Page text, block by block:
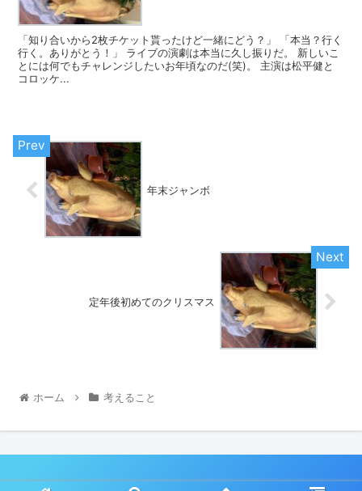
「知り合いから2枚チケット貰ったけど一緒にどう？」 「本当？行く
行く。ありがとう！」 ライブの演劇は本当に久し振りだ。 新しいこ
とには何でもチャレンジしたいお年頃なのだ(笑)。 主演は松平健と
コロッケ...
年末ジャンボ
定年後初めてのクリスマス
ホーム 考えること